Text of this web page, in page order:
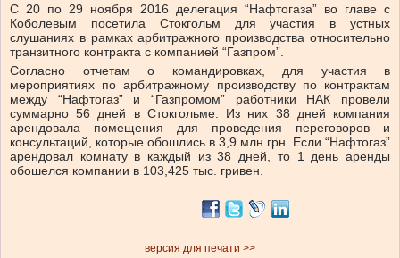
С 20 по 29 ноября 2016 делегация “Нафтогаза” во главе с
Коболевым посетила Стокгольм для участия в устных
слушаниях в рамках арбитражного производства относительно
транзитного контракта с компанией “Газпром”.
Согласно отчетам о командировках, для участия в
мероприятиях по арбитражному производству по контрактам
между “Нафтогаз” и “Газпромом” работники НАК провели
суммарно 56 дней в Стокгольме. Из них 38 дней компания
арендовала помещения для проведения переговоров и
консультаций, которые обошлись в 3,9 млн грн. Если “Нафтогаз”
арендовал комнату в каждый из 38 дней, то 1 день аренды
обошелся компании в 103,425 тыс. гривен.
версия для печати >>